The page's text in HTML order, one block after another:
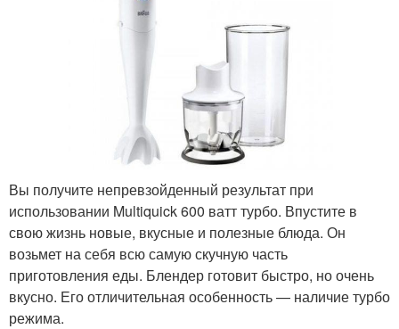
Вы получите непревзойденный результат при
использовании Multiquick 600 ватт турбо. Впустите в
свою жизнь новые, вкусные и полезные блюда. Он
возьмет на себя всю самую скучную часть
приготовления еды. Блендер готовит быстро, но очень
вкусно. Его отличительная особенность — наличие турбо
режима.